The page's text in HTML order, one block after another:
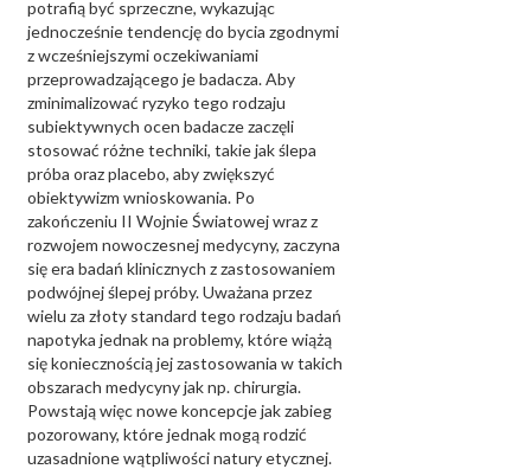
potrafią być sprzeczne, wykazując
jednocześnie tendencję do bycia zgodnymi
z wcześniejszymi oczekiwaniami
przeprowadzającego je badacza. Aby
zminimalizować ryzyko tego rodzaju
subiektywnych ocen badacze zaczęli
stosować różne techniki, takie jak ślepa
próba oraz placebo, aby zwiększyć
obiektywizm wnioskowania. Po
zakończeniu II Wojnie Światowej wraz z
rozwojem nowoczesnej medycyny, zaczyna
się era badań klinicznych z zastosowaniem
podwójnej ślepej próby. Uważana przez
wielu za złoty standard tego rodzaju badań
napotyka jednak na problemy, które wiążą
się koniecznością jej zastosowania w takich
obszarach medycyny jak np. chirurgia.
Powstają więc nowe koncepcje jak zabieg
pozorowany, które jednak mogą rodzić
uzasadnione wątpliwości natury etycznej.